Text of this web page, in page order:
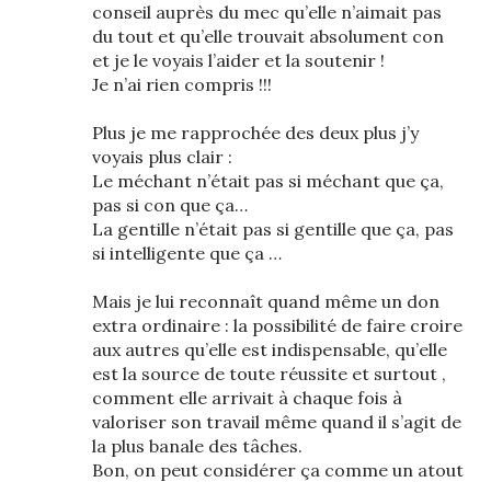
conseil auprès du mec qu’elle n’aimait pas
du tout et qu’elle trouvait absolument con
et je le voyais l’aider et la soutenir !
Je n’ai rien compris !!!
Plus je me rapprochée des deux plus j’y
voyais plus clair :
Le méchant n’était pas si méchant que ça,
pas si con que ça…
La gentille n’était pas si gentille que ça, pas
si intelligente que ça …
Mais je lui reconnaît quand même un don
extra ordinaire : la possibilité de faire croire
aux autres qu’elle est indispensable, qu’elle
est la source de toute réussite et surtout ,
comment elle arrivait à chaque fois à
valoriser son travail même quand il s’agit de
la plus banale des tâches.
Bon, on peut considérer ça comme un atout